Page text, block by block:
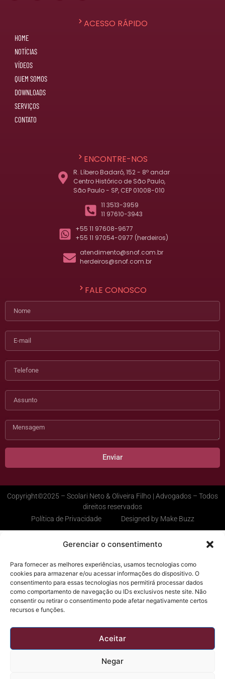
Gerenciar o consentimento
Para fornecer as melhores experiências, usamos tecnologias como
cookies para armazenar e/ou acessar informações do dispositivo. O
consentimento para essas tecnologias nos permitirá processar dados
como comportamento de navegação ou IDs exclusivos neste site. Não
consentir ou retirar o consentimento pode afetar negativamente certos
recursos e funções.
Aceitar
Negar
ACESSO RÁPIDO
HOME
NOTÍCIAS
VÍDEOS
QUEM SOMOS
DOWNLOADS
SERVIÇOS
CONTATO
ENCONTRE-NOS
R. Líbero Badaró, 152 - 8º andar
Centro Histórico de São Paulo,
São Paulo - SP, CEP 01008-010
11 3513-3959
11 97610-3943
+55 11 97608-9677
+55 11 97054-0977 (herdeiros)
atendimento@snof.com.br
herdeiros@snof.com.br
FALE CONOSCO
Enviar
Copyright©2025 – Scolari Neto & Oliveira Filho | Advogados – Todos
direitos reservados
Política de Privacidade
Designed by Make Buzz